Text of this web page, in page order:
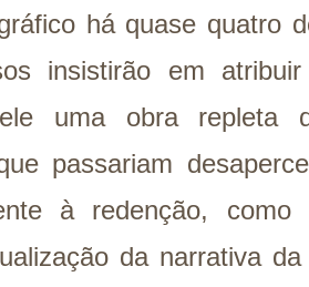
há quase quatro
insistirão em
uma obra repleta
passariam
à redenção,
da narrativa